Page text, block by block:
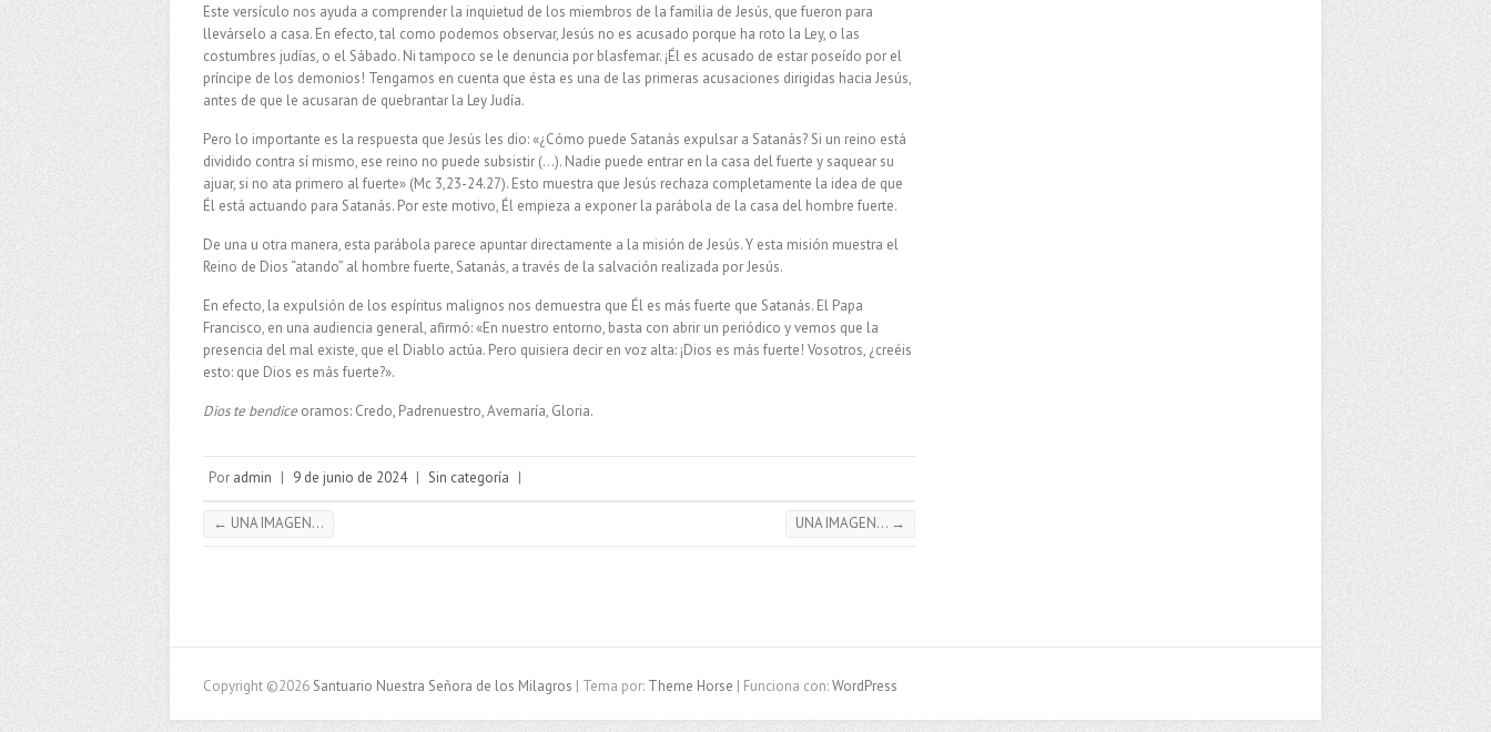
Este versículo nos ayuda a comprender la inquietud de los miembros de la familia de Jesús, que fueron para
llevárselo a casa. En efecto, tal como podemos observar, Jesús no es acusado porque ha roto la Ley, o las
costumbres judías, o el Sábado. Ni tampoco se le denuncia por blasfemar. ¡Él es acusado de estar poseído por el
príncipe de los demonios! Tengamos en cuenta que ésta es una de las primeras acusaciones dirigidas hacia Jesús,
antes de que le acusaran de quebrantar la Ley Judía.
Pero lo importante es la respuesta que Jesús les dio: «¿Cómo puede Satanás expulsar a Satanás? Si un reino está
dividido contra sí mismo, ese reino no puede subsistir (…). Nadie puede entrar en la casa del fuerte y saquear su
ajuar, si no ata primero al fuerte» (Mc 3,23-24.27). Esto muestra que Jesús rechaza completamente la idea de que
Él está actuando para Satanás. Por este motivo, Él empieza a exponer la parábola de la casa del hombre fuerte.
De una u otra manera, esta parábola parece apuntar directamente a la misión de Jesús. Y esta misión muestra el
Reino de Dios “atando” al hombre fuerte, Satanás, a través de la salvación realizada por Jesús.
En efecto, la expulsión de los espíritus malignos nos demuestra que Él es más fuerte que Satanás. El Papa
Francisco, en una audiencia general, afirmó: «En nuestro entorno, basta con abrir un periódico y vemos que la
presencia del mal existe, que el Diablo actúa. Pero quisiera decir en voz alta: ¡Dios es más fuerte! Vosotros, ¿creéis
esto: que Dios es más fuerte?».
Dios te bendice oramos: Credo, Padrenuestro, Avemaría, Gloria.
Por admin | 9 de junio de 2024 | Sin categoría |
← UNA IMAGEN… UNA IMAGEN… →
Copyright ©2026 Santuario Nuestra Señora de los Milagros | Tema por: Theme Horse | Funciona con:WordPress